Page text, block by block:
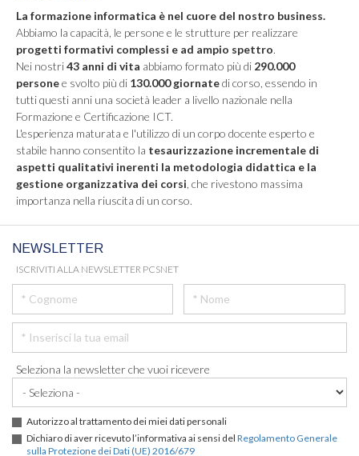
La formazione informatica è nel cuore del nostro business.
Abbiamo la capacità, le persone e le strutture per realizzare
progetti formativi complessi e ad ampio spettro.
Nei nostri43 anni di vita abbiamo formato più di 290.000
personee svolto più di 130.000 giornatedi corso, essendo in
tutti questi anni una società leader a livello nazionale nella
Formazione e Certificazione ICT.
L'esperienza maturata e l'utilizzo di un corpo docente esperto e
stabile hanno consentito la tesaurizzazione incrementale di
aspetti qualitativi inerenti la metodologia didattica e la
gestione organizzativa dei corsi , che rivestono massima
importanza nella riuscita di un corso.
NEWSLETTER
ISCRIVITI ALLA NEWSLETTER PCSNET
Seleziona la newsletter che vuoi ricevere
Autorizzo al trattamento dei miei dati personali
Dichiaro di aver ricevuto l’informativa ai sensi del Regolamento Generale
sulla Protezione dei Dati (UE) 2016/679